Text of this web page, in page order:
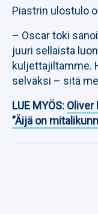
Piastrin ulostulo
– Oscar toki
juuri sellaista
kuljettajiltamme.
selväksi – sitä
LUE MYÖS: Oliver
”Äijä on